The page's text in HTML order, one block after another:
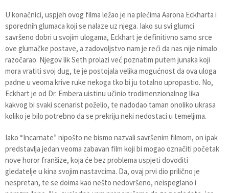
U konačnici, uspjeh ovog filma ležao je na plećima Aarona Eckharta i
sporednih glumaca koji se nalaze uz njega. Iako su svi glumci
savršeno dobri u svojim ulogama, Eckhart je definitivno samo srce
ove glumačke postave, a zadovoljstvo nam je reći da nas nije nimalo
razočarao. Njegov lik Seth prolazi već poznatim putem junaka koji
mora vratiti svoj dug, te je postojala velika mogućnost da ova uloga
padne u veoma krive ruke nekoga tko bi ju totalno upropastio. No,
Eckhart je od Dr. Embera uistinu učinio trodimenzionalnog lika
kakvog bi svaki scenarist poželio, te nadodao taman onoliko ukrasa
koliko je bilo potrebno da se prekriju neki nedostaci u temeljima.
Iako “Incarnate” nipošto ne bismo nazvali savršenim filmom, on ipak
predstavlja jedan veoma zabavan film koji bi mogao označiti početak
nove horor franšize, koja će bez problema uspjeti dovoditi
gledatelje u kina svojim nastavcima. Da, ovaj prvi dio prilično je
nespretan, te se doima kao nešto nedovršeno, neispeglano i